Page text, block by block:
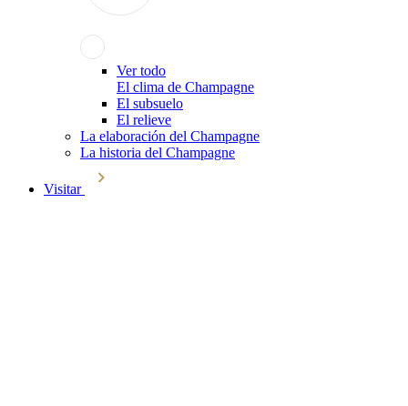
Ver todo
El clima de Champagne
El subsuelo
El relieve
La elaboración del Champagne
La historia del Champagne
Visitar